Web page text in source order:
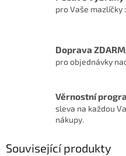
pro Vaše mazlíčky
Doprava
pro objednávky
Věrnostní
sleva na každou
nákupy.
Související produkty